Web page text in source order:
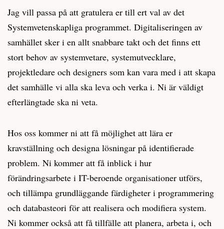
Jag vill passa på att gratulera er till ert val av det
Systemvetenskapliga programmet. Digitaliseringen av
samhället sker i en allt snabbare takt och det finns ett
stort behov av systemvetare, systemutvecklare,
projektledare och designers som kan vara med i att skapa
det samhälle vi alla ska leva och verka i. Ni är väldigt
efterlängtade ska ni veta.
Hos oss kommer ni att få möjlighet att lära er
kravställning och designa lösningar på identifierade
problem. Ni kommer att få inblick i hur
förändringsarbete i IT-beroende organisationer utförs,
och tillämpa grundläggande färdigheter i programmering
och databasteori för att realisera och modifiera system.
Ni kommer också att få tillfälle att planera, arbeta i, och